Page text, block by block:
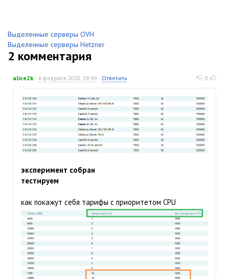
Выделенные серверы OVH
Выделенные серверы Hetzner
2 комментария
alice2k 6 февраля 2020, 18:49 0
Ответить
эксперимент собран
тестируем
как покажут себя тарифы с приоритетом CPU